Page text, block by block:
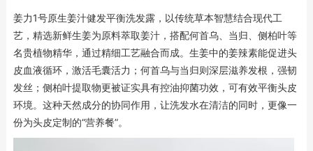
姜力1号原生姜汁健发平衡洗发露，以传统草本智慧结合现代工
艺，精选新鲜生姜为原料萃取姜汁，搭配何首乌、当归、侧柏叶等
名贵植物精华，通过精细工艺融合而成。生姜中的姜辣素能促进头
皮血液循环，激活毛囊活力；何首乌与当归则深层滋养发根，强韧
发丝；侧柏叶提取物更被证实具有控油抑菌功效，可有效平衡头皮
环境。这种天然成分的协同作用，让洗发水在清洁的同时，更像一
份为头皮定制的“营养餐”。